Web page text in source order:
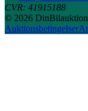
CVR: 41915188
© 2026
Auktionsbetingelser